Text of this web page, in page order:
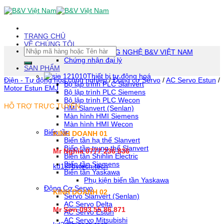
Skip
To
(tạm
dịch)
TRANG CHỦ
VỀ CHÚNG TÔI
CÔNG TY TNHH CÔNG NGHỆ B&V VIỆT NAM
Chứng nhận đại lý
SẢN PHẨM
Thiết bị tự động hoá
Bộ lập trình PLC Slanvert
Bộ lập trình PLC Siemens
Bộ lập trình PLC Wecon
HMI Slanvert (Senlan)
Màn hình HMI Siemens
Màn hình HMI Wecon
Biến tần
Biến tần hạ thế Slanvert
Biến tần trung thế Slanvert
Biến tần Shihlin Electric
Biến tần Siemens
Biến tần Yaskawa
Phụ kiện biến tần Yaskawa
Động Cơ Servo
Servo Slanvert (Senlan)
AC Servo Delta
AC Servo Estun
AC Servo Mitsubishi
Tìm
kiếm:
Điện - Tự động hóa công nghiệp / Động cơ Servo /AC Servo Estun /
Motor Estun EMJ
HỖ TRỢ TRỰC TUYẾN
KINH DOANH 01
Mr Nghĩa 0777 236 836
kd1@bvtech.tech
KINH DOANH 02
Mr Sơn093 55 86 871